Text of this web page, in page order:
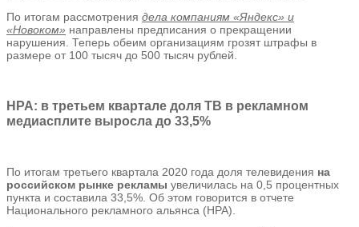
По итогам рассмотрения дела компаниям «Яндекс» и
«Новоком» направлены предписания о прекращении
нарушения. Теперь обеим организациям грозят штрафы в
размере от 100 тысяч до 500 тысяч рублей.
НРА: в третьем квартале доля ТВ в рекламном
медиасплите выросла до 33,5%
По итогам третьего квартала 2020 года доля телевидения на
российском рынке рекламы увеличилась на 0,5 процентных
пункта и составила 33,5%. Об этом говорится в отчете
Национального рекламного альянса (НРА).